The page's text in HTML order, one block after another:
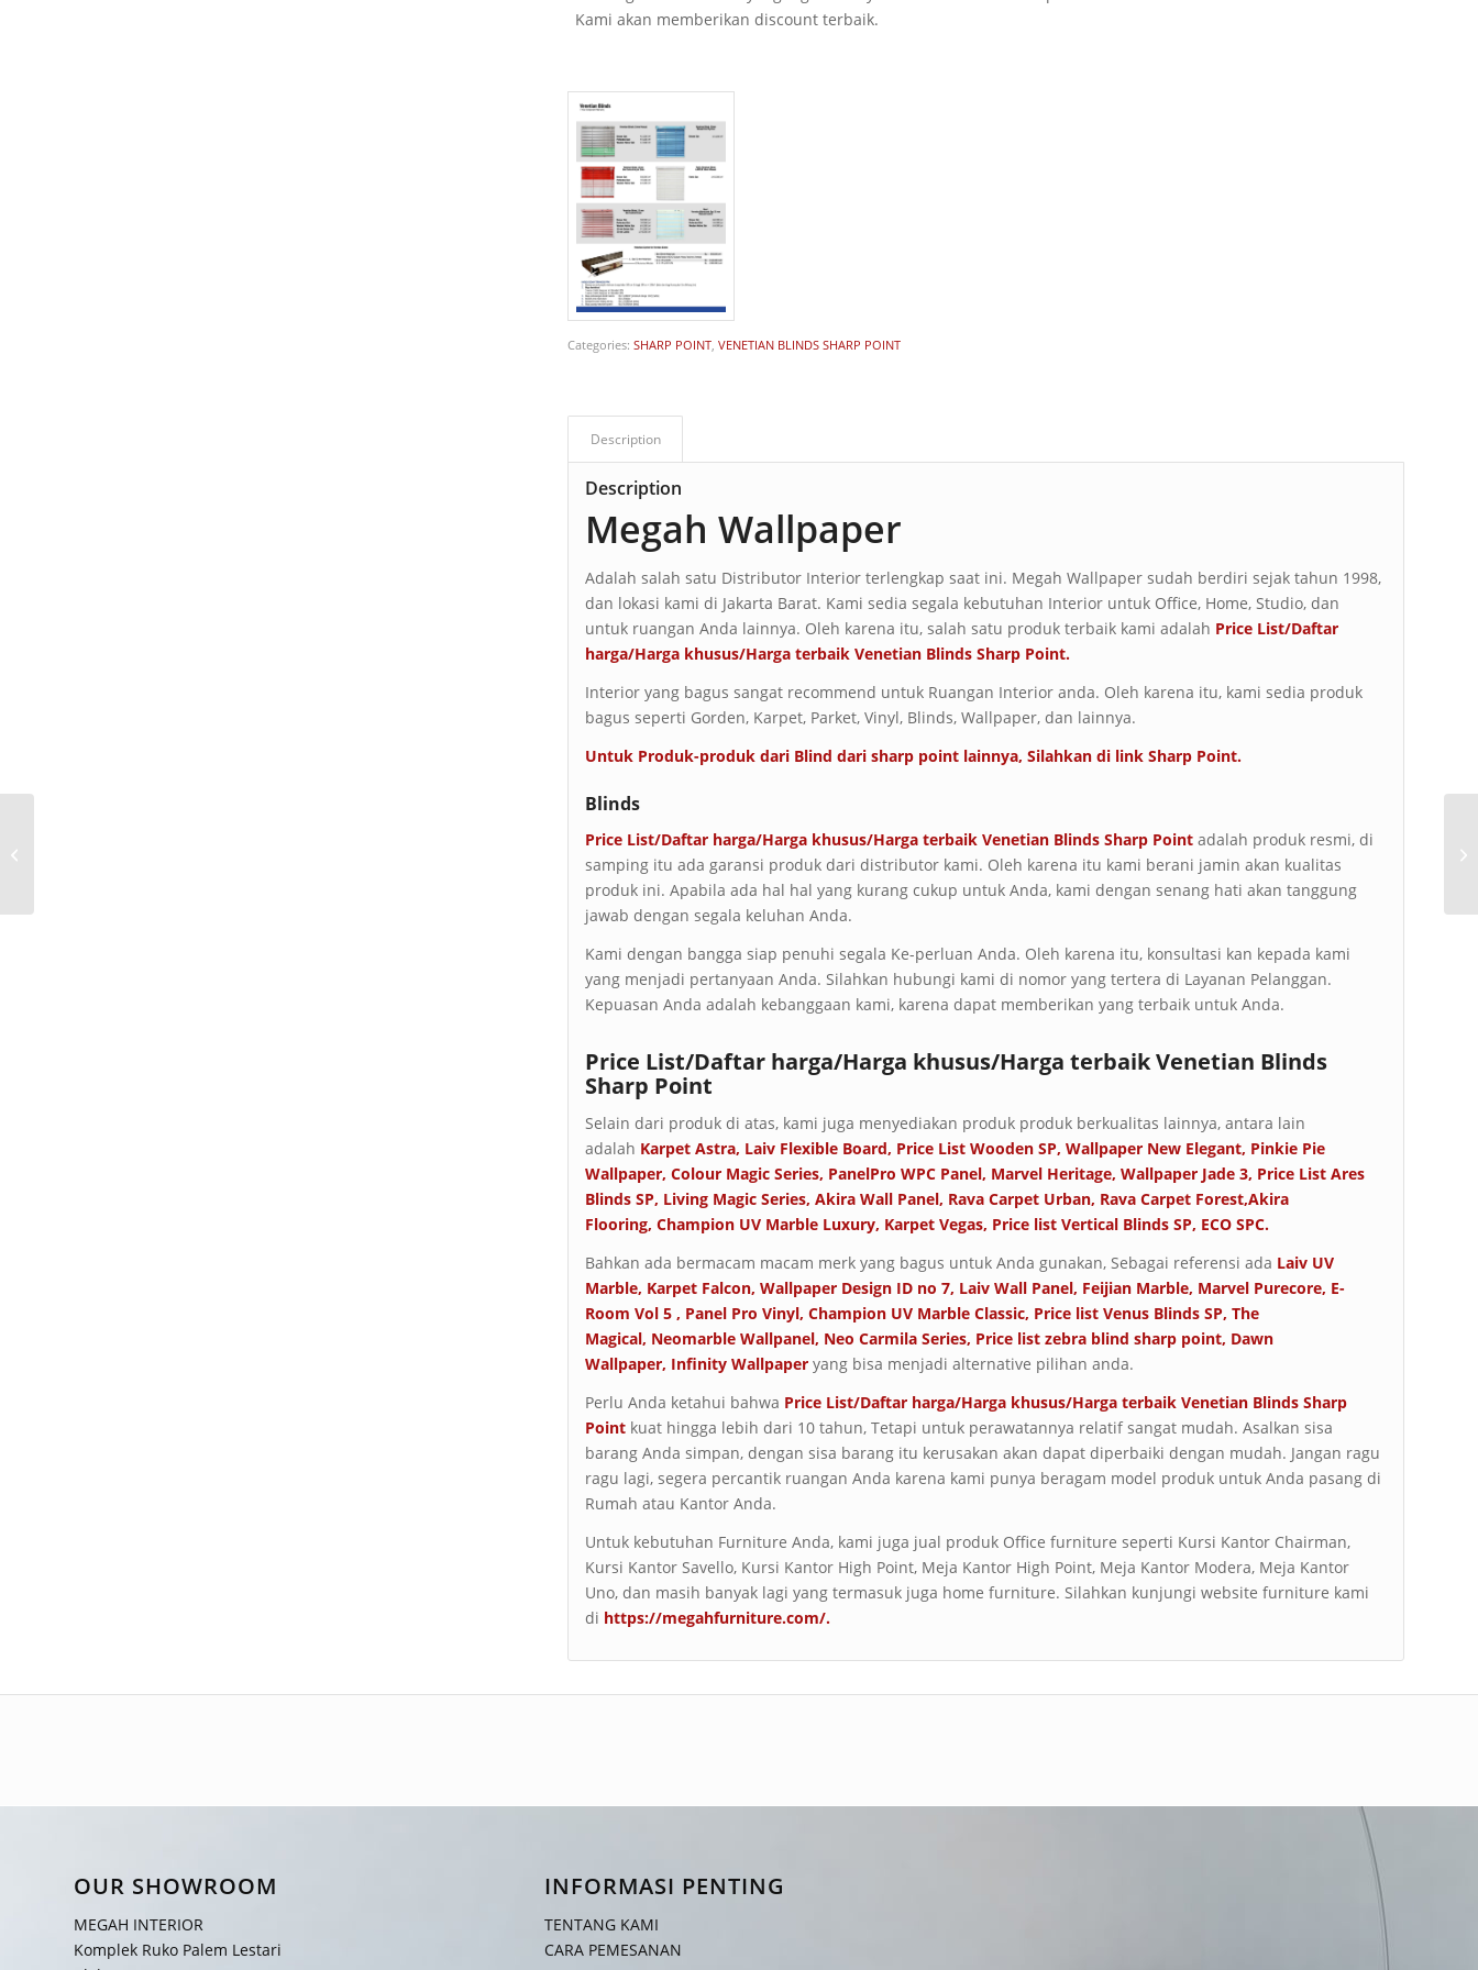
Kami akan memberikan discount terbaik.
Categories:SHARP POINT,VENETIAN BLINDS SHARP POINT
Description
Description
Megah Wallpaper
Adalah salah satu Distributor Interior terlengkap saat ini. Megah Wallpaper sudah berdiri sejak tahun 1998,
dan lokasi kami di Jakarta Barat. Kami sedia segala kebutuhan Interior untuk Office, Home, Studio, dan
untuk ruangan Anda lainnya. Oleh karena itu, salah satu produk terbaik kami adalah Price List/Daftar
harga/Harga khusus/Harga terbaik Venetian Blinds Sharp Point.
Interior yang bagus sangat recommend untuk Ruangan Interior anda. Oleh karena itu, kami sedia produk
bagus seperti Gorden, Karpet, Parket, Vinyl, Blinds, Wallpaper, dan lainnya.
Untuk Produk-produk dari Blind dari sharp point lainnya, Silahkan di linkSharp Point.
Blinds
Price List/Daftar harga/Harga khusus/Harga terbaik Venetian Blinds Sharp Pointadalah produk resmi, di
samping itu ada garansi produk dari distributor kami. Oleh karena itu kami berani jamin akan kualitas
produk ini. Apabila ada hal hal yang kurang cukup untuk Anda, kami dengan senang hati akan tanggung
jawab dengan segala keluhan Anda.
Kami dengan bangga siap penuhi segala Ke-perluan Anda. Oleh karena itu, konsultasi kan kepada kami
yang menjadi pertanyaan Anda. Silahkan hubungi kami di nomor yang tertera di Layanan Pelanggan.
Kepuasan Anda adalah kebanggaan kami, karena dapat memberikan yang terbaik untuk Anda.
Price List/Daftar harga/Harga khusus/Harga terbaik Venetian Blinds
Sharp Point
Selain dari produk di atas, kami juga menyediakan produk produk berkualitas lainnya, antara lain
adalah Karpet Astra, Laiv Flexible Board, Price List Wooden SP,Wallpaper New Elegant, Pinkie Pie
Wallpaper,Colour Magic Series, PanelPro WPC Panel, Marvel Heritage,Wallpaper Jade 3, Price List Ares
Blinds SP, Living Magic Series,Akira Wall Panel, Rava Carpet Urban, Rava Carpet Forest,Akira
Flooring,Champion UV Marble Luxury, Karpet Vegas, Price list Vertical Blinds SP, ECO SPC.
Bahkan ada bermacam macam merk yang bagus untuk Anda gunakan, Sebagai referensi ada Laiv UV
Marble, Karpet Falcon,Wallpaper Design ID no 7, Laiv Wall Panel, Feijian Marble, Marvel Purecore, E-
Room Vol 5, Panel Pro Vinyl,Champion UV Marble Classic, Price list Venus Blinds SP,The
Magical, Neomarble Wallpanel, Neo Carmila Series, Price list zebra blind sharp point, Dawn
Wallpaper, Infinity Wallpaper yang bisa menjadi alternative pilihan anda.
Perlu Anda ketahui bahwa Price List/Daftar harga/Harga khusus/Harga terbaik Venetian Blinds Sharp
Point kuat hingga lebih dari 10 tahun, Tetapi untuk perawatannya relatif sangat mudah. Asalkan sisa
barang Anda simpan, dengan sisa barang itu kerusakan akan dapat diperbaiki dengan mudah. Jangan ragu
ragu lagi, segera percantik ruangan Anda karena kami punya beragam model produk untuk Anda pasang di
Rumah atau Kantor Anda.
Untuk kebutuhan Furniture Anda, kami juga jual produk Office furniture seperti Kursi Kantor Chairman,
Kursi Kantor Savello, Kursi Kantor High Point, Meja Kantor High Point, Meja Kantor Modera, Meja Kantor
Uno, dan masih banyak lagi yang termasuk juga home furniture. Silahkan kunjungi website furniture kami
di https://megahfurniture.com/.
OUR SHOWROOM
MEGAH INTERIOR
Komplek Ruko Palem Lestari
INFORMASI PENTING
TENTANG KAMI
CARA PEMESANAN